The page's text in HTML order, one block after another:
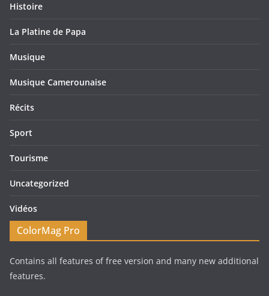
Histoire
La Platine de Papa
Musique
Musique Camerounaise
Récits
Sport
Tourisme
Uncategorized
Vidéos
ColorMag Pro
Contains all features of free version and many new additional
features.